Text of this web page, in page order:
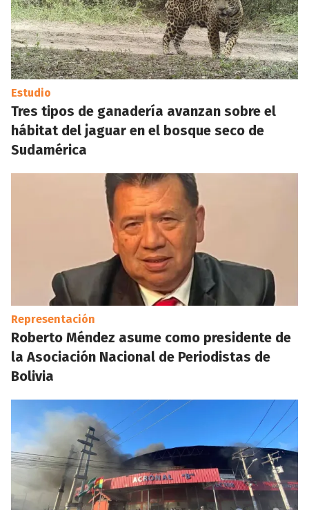
Estudio
Tres tipos de ganadería avanzan sobre el
hábitat del jaguar en el bosque seco de
Sudamérica
Representación
Roberto Méndez asume como presidente de
la Asociación Nacional de Periodistas de
Bolivia